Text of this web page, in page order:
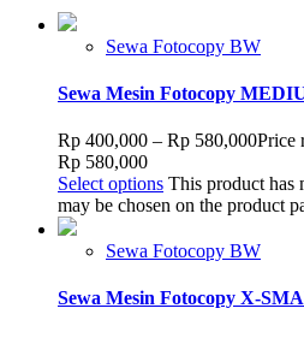
Sewa Fotocopy BW
Sewa Mesin Fotocopy
Rp 400,000 – Rp 580,000Price
Rp 580,000
Select options This product has
may be chosen on the product
Sewa Fotocopy BW
Sewa Mesin Fotocopy X-